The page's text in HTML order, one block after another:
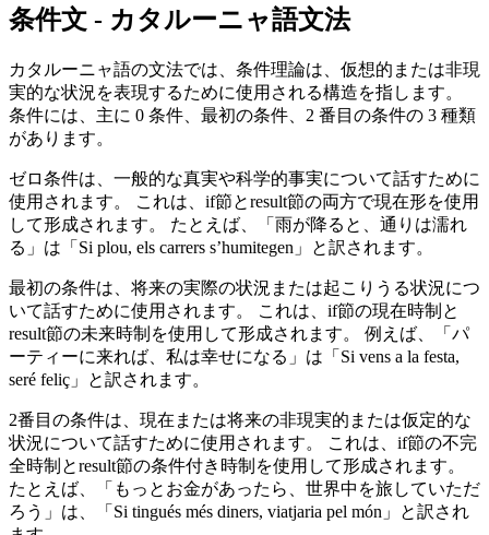
条件文 - カタルーニャ語文法
カタルーニャ語の文法では、条件理論は、仮想的または非現
実的な状況を表現するために使用される構造を指します。
条件には、主に 0 条件、最初の条件、2 番目の条件の 3 種類
があります。
ゼロ条件は、一般的な真実や科学的事実について話すために
使用されます。 これは、if節とresult節の両方で現在形を使用
して形成されます。 たとえば、「雨が降ると、通りは濡れ
る」は「Si plou, els carrers s’humitegen」と訳されます。
最初の条件は、将来の実際の状況または起こりうる状況につ
いて話すために使用されます。 これは、if節の現在時制と
result節の未来時制を使用して形成されます。 例えば、「パ
ーティーに来れば、私は幸せになる」は「Si vens a la festa,
seré feliç」と訳されます。
2番目の条件は、現在または将来の非現実的または仮定的な
状況について話すために使用されます。 これは、if節の不完
全時制とresult節の条件付き時制を使用して形成されます。
たとえば、「もっとお金があったら、世界中を旅していただ
ろう」は、「Si tingués més diners, viatjaria pel món」と訳され